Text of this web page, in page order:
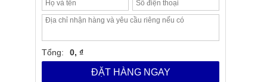
Tổng: 0, ₫
ĐẶT HÀNG NGAY